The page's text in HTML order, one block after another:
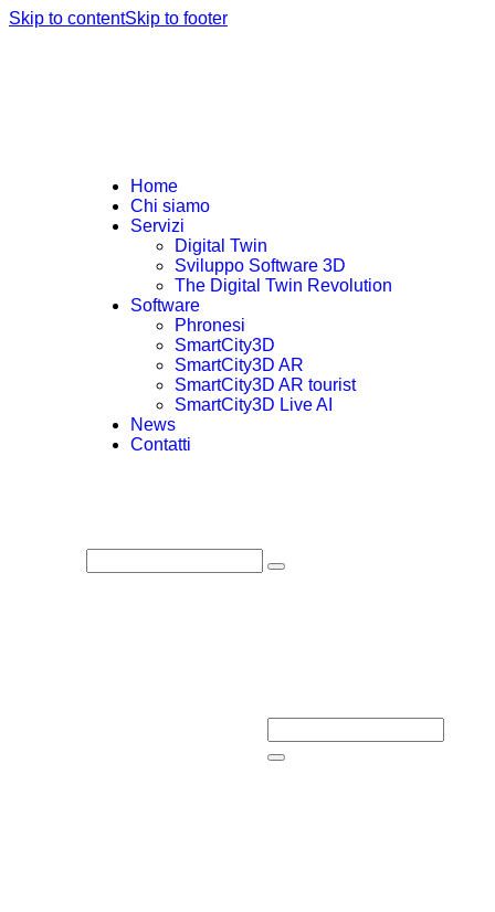
Skip to contentSkip to footer
Home
Chi siamo
Servizi
Digital Twin
Sviluppo Software 3D
The Digital Twin Revolution
Software
Phronesi
SmartCity3D
SmartCity3D AR
SmartCity3D AR tourist
SmartCity3D Live AI
News
Contatti